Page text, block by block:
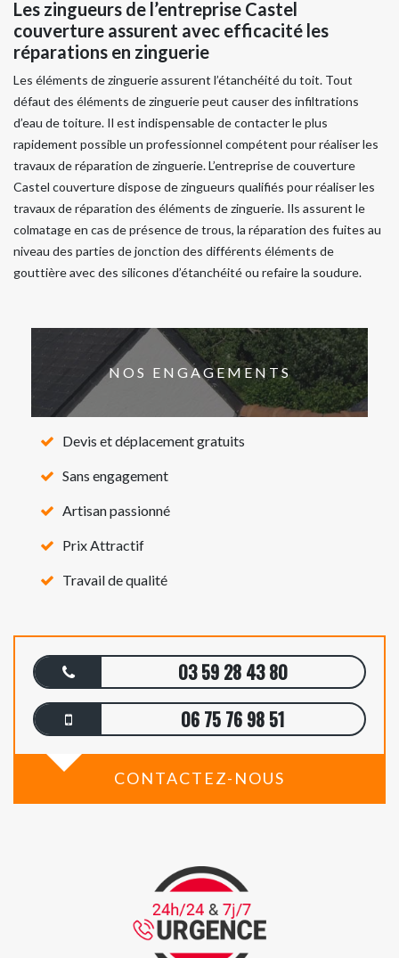
Les zingueurs de l’entreprise Castel
couverture assurent avec efficacité les
réparations en zinguerie
Les éléments de zinguerie assurent l’étanchéité du toit. Tout
défaut des éléments de zinguerie peut causer des infiltrations
d’eau de toiture. Il est indispensable de contacter le plus
rapidement possible un professionnel compétent pour réaliser les
travaux de réparation de zinguerie. L’entreprise de couverture
Castel couverture dispose de zingueurs qualifiés pour réaliser les
travaux de réparation des éléments de zinguerie. Ils assurent le
colmatage en cas de présence de trous, la réparation des fuites au
niveau des parties de jonction des différents éléments de
gouttière avec des silicones d’étanchéité ou refaire la soudure.
NOS ENGAGEMENTS
Devis et déplacement gratuits
Sans engagement
Artisan passionné
Prix Attractif
Travail de qualité
03 59 28 43 80
06 75 76 98 51
CONTACTEZ-NOUS